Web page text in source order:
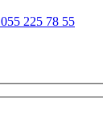
225 78 55